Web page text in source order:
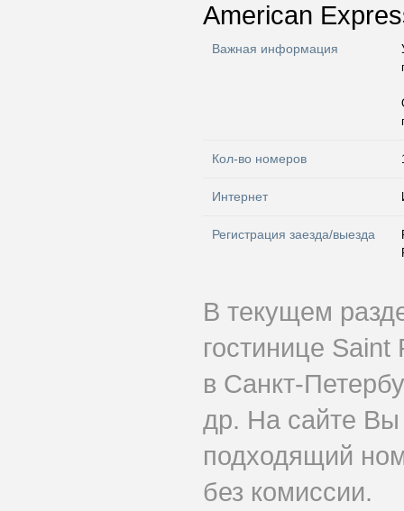
American
Важная информация
Кол-во номеров
Интернет
Регистрация заезда/выезда
В текущем
гостинице
в Санкт-
др. На сайте Вы
подходящий
без комиссии.